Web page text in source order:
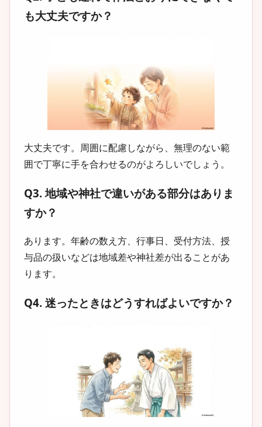
も大丈夫ですか？
大丈夫です。周囲に配慮しながら、無理のない範
囲で丁寧に手を合わせるのがよろしいでしょう。
Q3. 地域や神社で違いがある部分はありま
すか？
あります。年齢の数え方、行事日、受付方法、授
与品の扱いなどは地域差や神社差が出ることがあ
ります。
Q4. 迷ったときはどうすればよいですか？